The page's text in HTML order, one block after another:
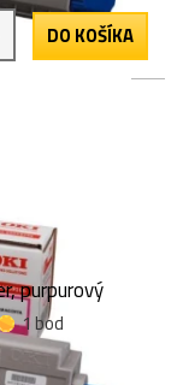
DO KOŠÍKA
purpurový
1 bod